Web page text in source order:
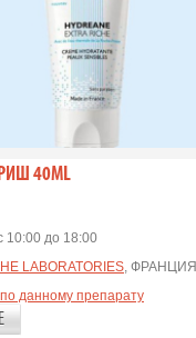
40ML
10:00 до 18:00
LABORATORIES, ФРАНЦИЯ
данному препарату